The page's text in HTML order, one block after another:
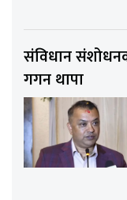
संविधान
गगन थापा